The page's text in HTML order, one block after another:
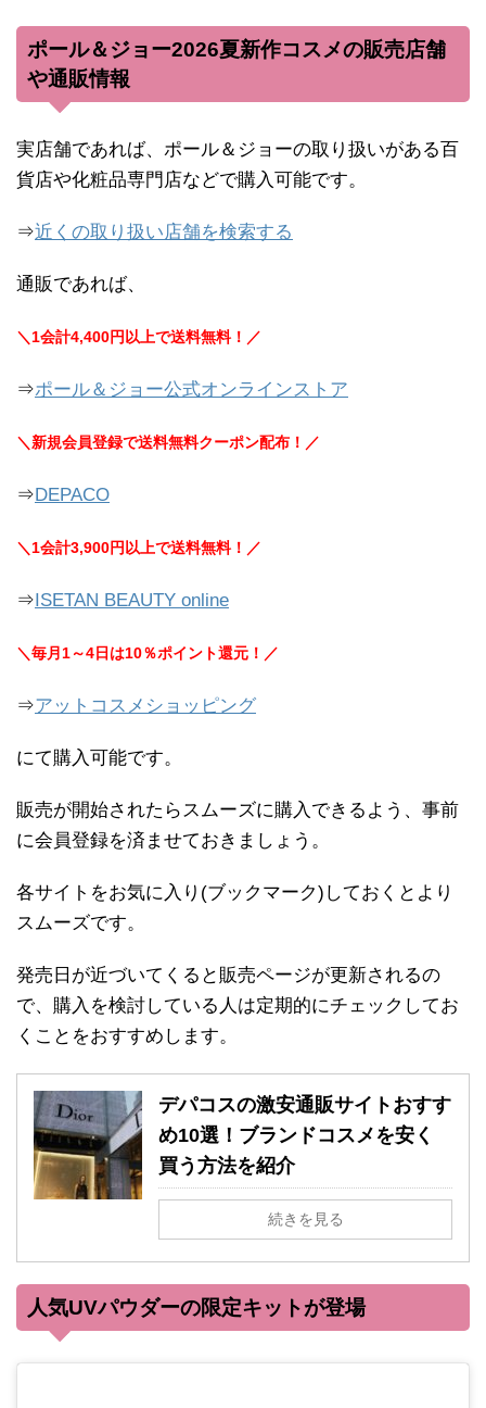
ポール＆ジョー2026夏新作コスメの販売店舗
や通販情報
実店舗であれば、ポール＆ジョーの取り扱いがある百
貨店や化粧品専門店などで購入可能です。
⇒近くの取り扱い店舗を検索する
通販であれば、
＼1会計4,400円以上で送料無料！／
⇒ポール＆ジョー公式オンラインストア
＼新規会員登録で送料無料クーポン配布！／
⇒DEPACO
＼1会計3,900円以上で送料無料！／
⇒ISETAN BEAUTY online
＼毎月1～4日は10％ポイント還元！／
⇒アットコスメショッピング
にて購入可能です。
販売が開始されたらスムーズに購入できるよう、事前
に会員登録を済ませておきましょう。
各サイトをお気に入り(ブックマーク)しておくとより
スムーズです。
発売日が近づいてくると販売ページが更新されるの
で、購入を検討している人は定期的にチェックしてお
くことをおすすめします。
デパコスの激安通販サイトおすす
め10選！ブランドコスメを安く
買う方法を紹介
続きを見る
人気UVパウダーの限定キットが登場